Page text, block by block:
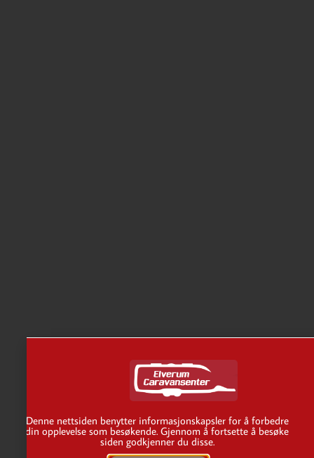
Denne nettsiden benytter informasjonskapsler for å forbedre
din opplevelse som besøkende. Gjennom å fortsette å besøke
siden godkjenner du disse.